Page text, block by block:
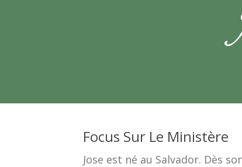
Focus Sur Le Ministère
Jose est né au Salvador. Dès